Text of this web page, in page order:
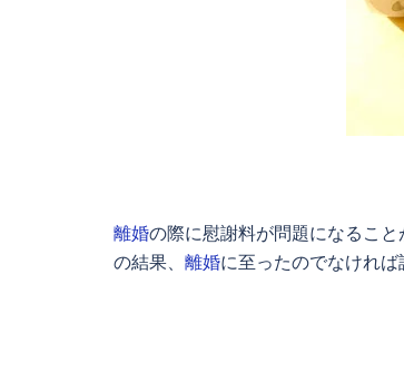
離婚の際に慰謝料が問題になること
の結果、 離婚に至ったのでなければ